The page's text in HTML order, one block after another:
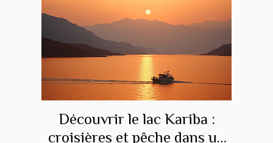
Découvrir le lac Kariba :
croisières et pêche dans un